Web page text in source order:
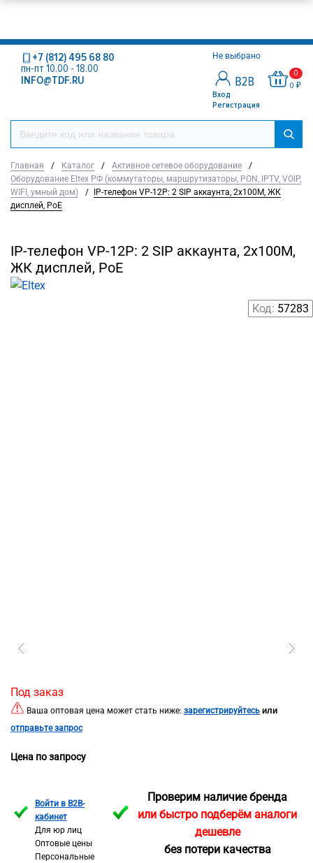
Не выбрано
Вход
Регистрация
0
0 ₽
+7 (812) 495 68 80
пн-пт 10.00 - 18.00
INFO@TDF.RU
Главная / Каталог / Активное сетевое оборудование
/
Оборудование Eltex РФ (коммутаторы, маршрутизаторы, PON, IPTV, VOIP,
WIFI, умный дом)
/
IP-телефон VP-12P: 2 SIP аккаунта, 2x100M, ЖК
дисплей, PoE
IP-телефон VP-12P: 2 SIP аккаунта, 2x100M,
ЖК дисплей, PoE
Код: 57283
Под заказ
Ваша оптовая цена может стать ниже: зарегистрируйтесь или
отправьте запрос
Цена по запросу
Войти в B2B-
кабинет
Для юр лиц
Оптовые цены
Персональные
Проверим наличие бренда
или быстро подберём аналоги
дешевле
без потери качества